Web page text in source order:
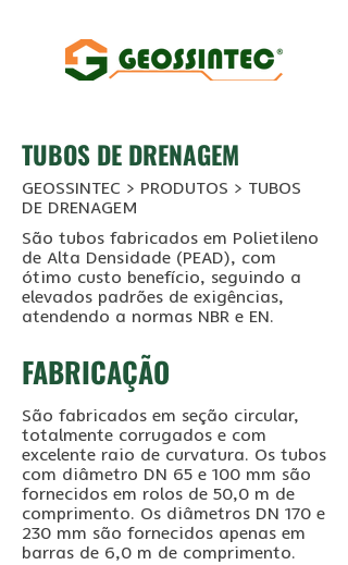
TUBOS DE DRENAGEM
GEOSSINTEC > PRODUTOS > TUBOS
DE DRENAGEM
São tubos fabricados em Polietileno
de Alta Densidade (PEAD), com
ótimo custo benefício, seguindo a
elevados padrões de exigências,
atendendo a normas NBR e EN.
FABRICAÇÃO
São fabricados em seção circular,
totalmente corrugados e com
excelente raio de curvatura. Os tubos
com diâmetro DN 65 e 100 mm são
fornecidos em rolos de 50,0 m de
comprimento. Os diâmetros DN 170 e
230 mm são fornecidos apenas em
barras de 6,0 m de comprimento.